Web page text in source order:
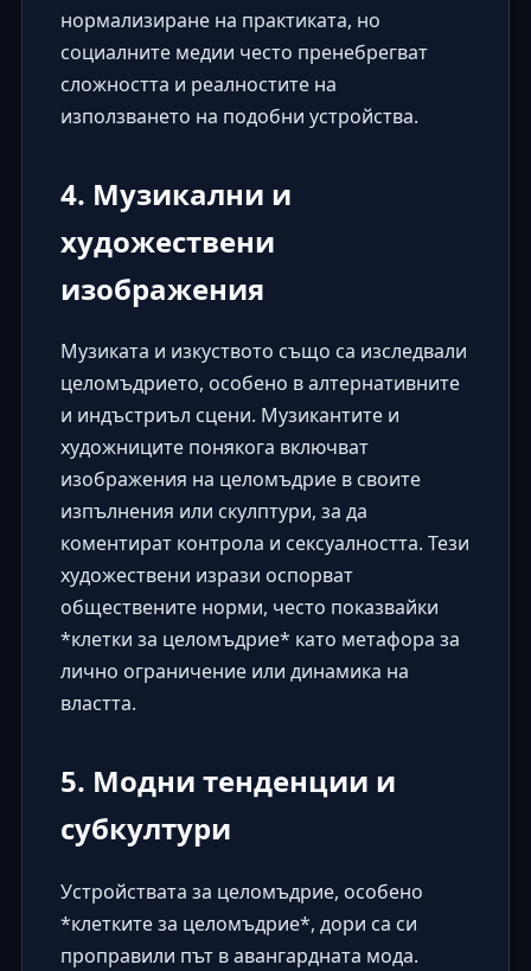
нормализиране на практиката, но
социалните медии често пренебрегват
сложността и реалностите на
използването на подобни устройства.
4. Музикални и
художествени
изображения
Музиката и изкуството също са изследвали
целомъдрието, особено в алтернативните
и индъстриъл сцени. Музикантите и
художниците понякога включват
изображения на целомъдрие в своите
изпълнения или скулптури, за да
коментират контрола и сексуалността. Тези
художествени изрази оспорват
обществените норми, често показвайки
*клетки за целомъдрие* като метафора за
лично ограничение или динамика на
властта.
5. Модни тенденции и
субкултури
Устройствата за целомъдрие, особено
*клетките за целомъдрие*, дори са си
проправили път в авангардната мода.